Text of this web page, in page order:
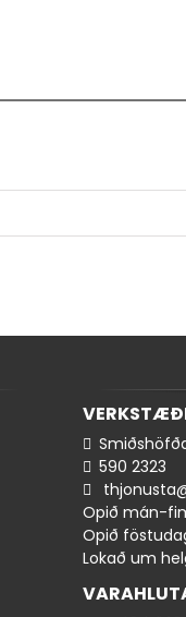
590 ​​2323
Opið mán-
Opið
Lokað um